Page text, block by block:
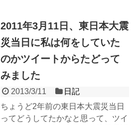
2011年3月11日、東日本大震
災当日に私は何をしていた
のかツイートからたどって
みました
2013/3/11
日記
ちょうど2年前の東日本大震災当日
ってどうしてたかなと思って、ツイ